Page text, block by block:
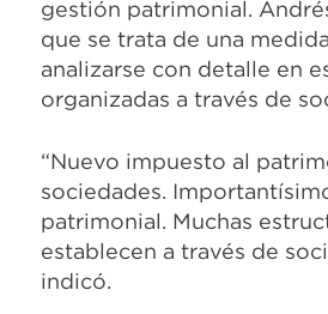
gestión patrimonial.
que se trata de una
analizarse con detalle en
organizadas a través de
“Nuevo impuesto al
sociedades.
patrimonial. Muchas
establecen a través de
indicó.